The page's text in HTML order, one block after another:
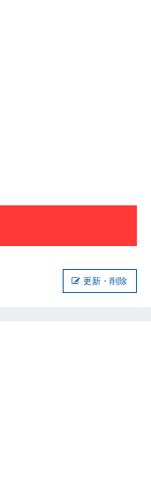
更新・削除